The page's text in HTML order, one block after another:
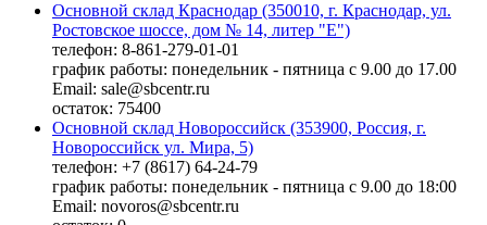
Основной склад Краснодар (350010, г. Краснодар, ул.
Ростовское шоссе, дом № 14, литер "Е")
телефон: 8-861-279-01-01
график работы: понедельник - пятница с 9.00 до 17.00
Email: sale@sbcentr.ru
остаток: 75400
Основной склад Новороссийск (353900, Россия, г.
Новороссийск ул. Мира, 5)
телефон: +7 (8617) 64-24-79
график работы: понедельник - пятница с 9.00 до 18:00
Email: novoros@sbcentr.ru